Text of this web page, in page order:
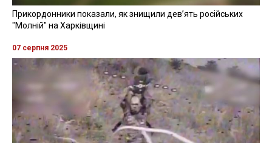
Прикордонники показали, як знищили девʼять російських
"Молній" на Харківщині
07 серпня 2025